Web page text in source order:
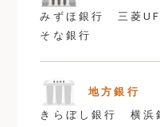
みずほ銀行 三菱
そな銀行
地方銀行
きらぼし銀行 横